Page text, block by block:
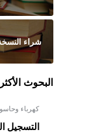
شراء
البحوث
كهرباء
التسجيل